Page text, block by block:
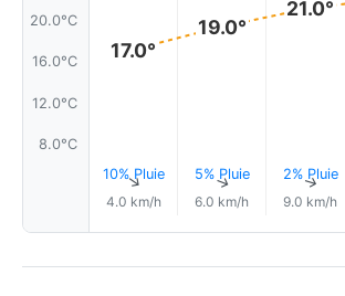
20.0°C
16.0°C
12.0°C
8.0°C
17.0°
10% Pluie
↑
4.0 km/h
19.0°
5% Pluie
↑
6.0 km/h
21.0°
2% Pluie
↑
9.0 km/h